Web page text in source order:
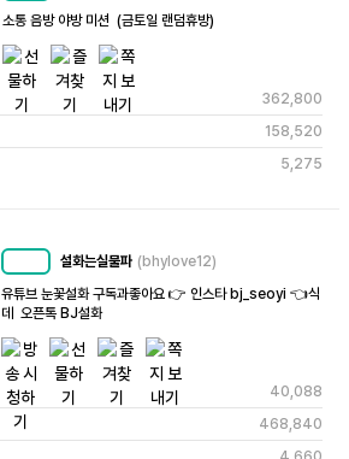
소통 음방 야방 미션  (금토일 랜덤휴방)
362,800
158,520
5,275
설화는실물파 (bhylove12)
유튜브 눈꽃설화 구독과좋아요 👉 인스타 bj_seoyi 👈식
데  오픈톡 BJ설화
40,088
468,840